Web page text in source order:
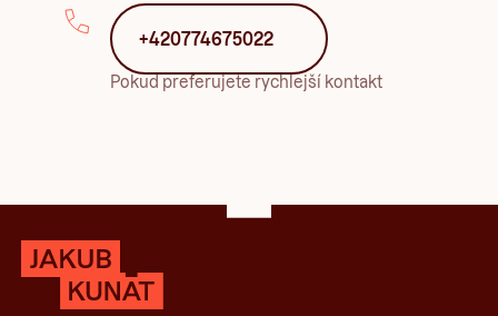
+420774675022
Pokud preferujete rychlejší kontakt